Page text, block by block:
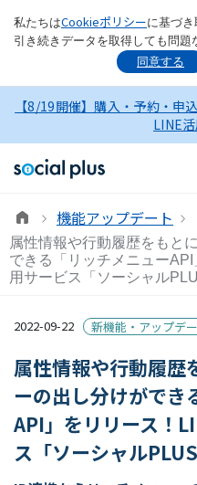
私たちはCookieポリシーに基づき
引き続きデータを取得しても問題
同意する
【8/19開催】購入・予約・申
LINE
機能アップデート
属性情報や行動履歴をもと
できる「リッチメニュー
用サービス「ソーシャル
2022-09-22 新機能・アップデ
属性情報や行動履歴
ーの出し分けができ
API」をリリース！
ス「ソーシャルPLUS